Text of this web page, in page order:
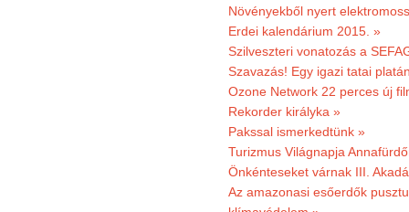
Növényekből nyert
Erdei kalendárium 2015. »
Szilveszteri vonatozás a
Szavazás! Egy igazi tatai
Ozone Network 22 perces új
Rekorder királyka »
Pakssal ismerkedtünk »
Turizmus Világnapja
Önkénteseket várnak III.
Az amazonasi esőerdők